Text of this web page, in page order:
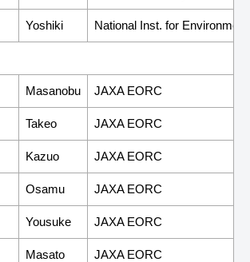
Yoshiki National Inst. for
Masanobu JAXA EORC
Takeo JAXA EORC
Kazuo JAXA EORC
Osamu JAXA EORC
Yousuke JAXA EORC
Masato JAXA EORC